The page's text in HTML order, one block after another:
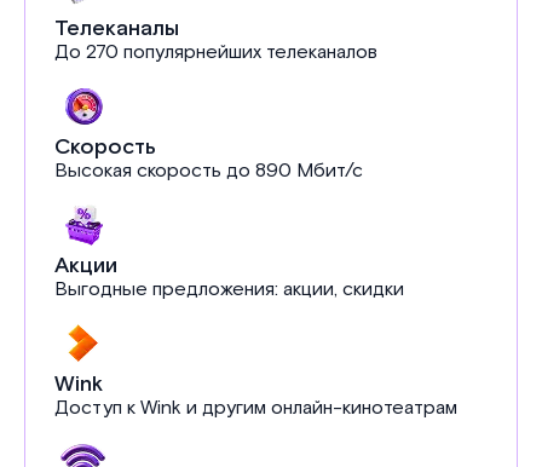
Телеканалы
До 270 популярнейших телеканалов
Скорость
Высокая скорость до 890 Мбит/с
Акции
Выгодные предложения: акции, скидки
Wink
Доступ к Wink и другим онлайн-кинотеатрам